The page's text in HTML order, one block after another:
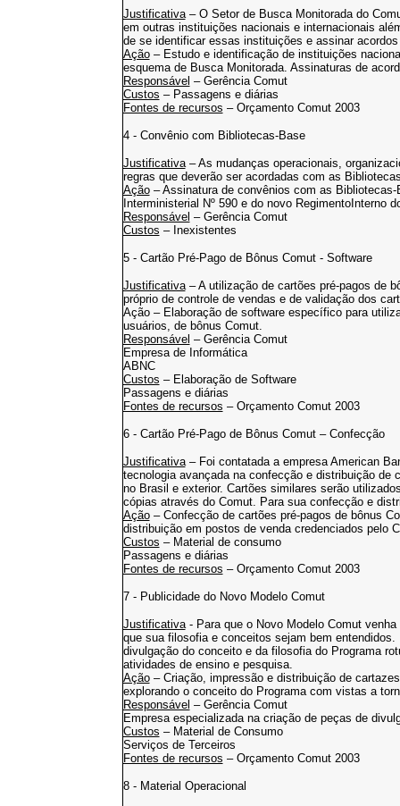
Justificativa– O Setor de Busca Monitorada do
em outras instituições nacionais e internacionais
de se identificar essas instituições e assinar
Ação– Estudo e identificação de instituições
esquema de Busca Monitorada. Assinaturas de
Responsável – Gerência Comut
Custos – Passagens e diárias
Fontes de recursos – Orçamento Comut 2003
4 - Convênio com Bibliotecas-Base
Justificativa– As mudanças operacionais,
regras que deverão ser acordadas com as
Ação– Assinatura de convênios com as
Interministerial Nº 590 e do novo RegimentoInterno
Responsável – Gerência Comut
Custos – Inexistentes
5 - Cartão Pré-Pago de Bônus Comut - Software
Justificativa– A utilização de cartões pré-pagos de
próprio de controle de vendas e de validação dos
Ação – Elaboração de software específico para
usuários, de bônus Comut.
Responsável – Gerência Comut
Empresa de Informática
ABNC
Custos – Elaboração de Software
Passagens e diárias
Fontes de recursos – Orçamento Comut 2003
6 - Cartão Pré-Pago de Bônus Comut – Confecção
Justificativa– Foi contatada a empresa American
tecnologia avançada na confecção e distribuição de
no Brasil e exterior. Cartões similares serão
cópias através do Comut. Para sua confecção e
Ação– Confecção de cartões pré-pagos de bônus
distribuição em postos de venda credenciados pelo
Custos – Material de consumo
Passagens e diárias
Fontes de recursos – Orçamento Comut 2003
7 - Publicidade do Novo Modelo Comut
Justificativa- Para que o Novo Modelo Comut
que sua filosofia e conceitos sejam bem
divulgação do conceito e da filosofia do Programa
atividades de ensino e pesquisa.
Ação– Criação, impressão e distribuição de
explorando o conceito do Programa com vistas a
Responsável – Gerência Comut
Empresa especializada na criação de peças de
Custos – Material de Consumo
Serviços de Terceiros
Fontes de recursos – Orçamento Comut 2003
8 - Material Operacional